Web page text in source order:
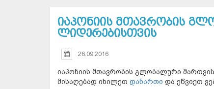
იაპონიის მთავრობის
ლიდერებისთვის
26.09.2016
იაპონიის მთავრობის გლობალური
მისაღებად იხილეთ დანართი და ეწვიეთ